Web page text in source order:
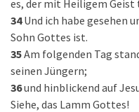
es, der mit Heiligem Geist
34 Und ich habe gesehen
Sohn Gottes ist.
35Am folgenden Tag
seinen Jüngern;
36und hinblickend auf
Siehe, das Lamm Gottes!